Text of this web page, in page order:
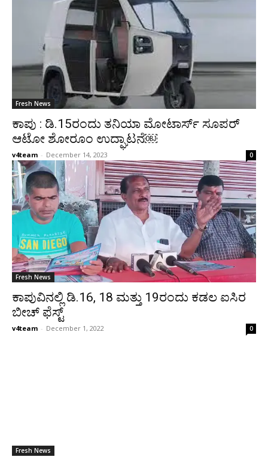
Fresh News
ಕಾಪು : ಡಿ.15ರಂದು ತನಿಯಾ ಮೋಟಾರ್ಸ್ ಸೂಪರ್
ಆಟೋ ಶೋರೂಂ ಉದ್ಘಾಟನೆ￼
v4team - December 14, 2023 0
Fresh News
ಕಾಪುವಿನಲ್ಲಿ ಡಿ.16, 18 ಮತ್ತು 19ರಂದು ಕಡಲ ಐಸಿರ
ಬೀಚ್ ಫೆಸ್ಟ್
v4team - December 1, 2022 0
Fresh News